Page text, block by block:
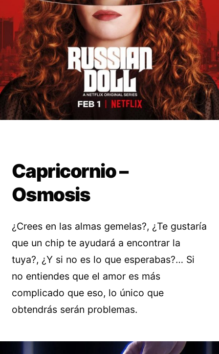
Capricornio –
Osmosis
¿Crees en las almas gemelas?, ¿Te gustaría
que un chip te ayudará a encontrar la
tuya?, ¿Y si no es lo que esperabas?… Si
no entiendes que el amor es más
complicado que eso, lo único que
obtendrás serán problemas.